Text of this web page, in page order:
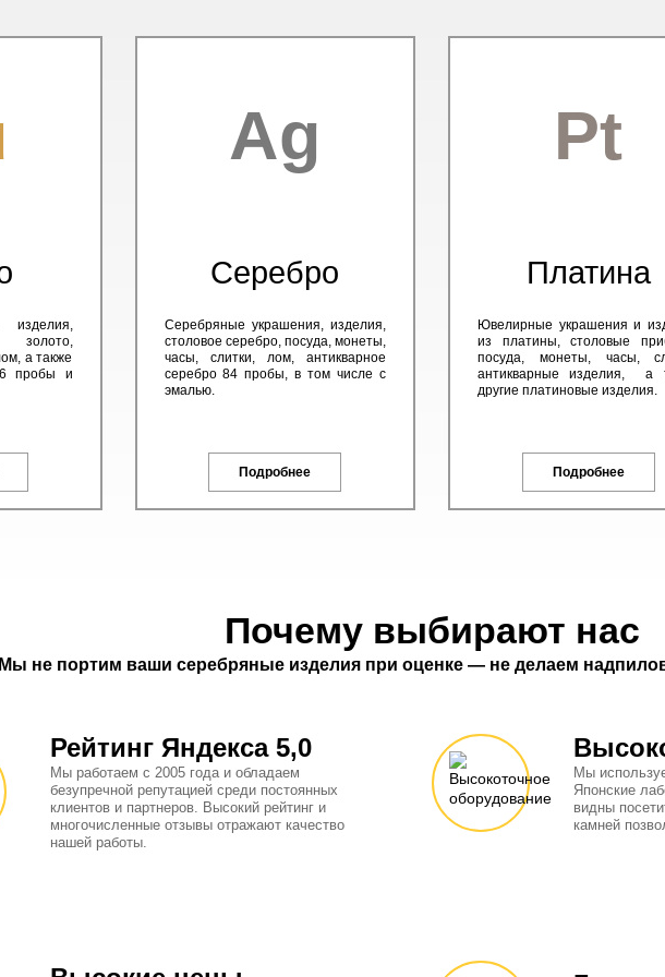
изделия,
золото,
а также
пробы и
Ag
Серебро
Серебряные украшения, изделия,
столовое серебро, посуда, монеты,
часы, слитки, лом, антикварное
серебро 84 пробы, в том числе с
эмалью.
Подробнее
Pt
Платина
Ювелирные украшения и
из платины, столовые
посуда, монеты, часы,
антикварные изделия, а
другие платиновые изделия.
Подробнее
Почему выбирают нас
Мы не портим ваши серебряные изделия при оценке — не делаем
Рейтинг Яндекса 5,0
Мы работаем с 2005 года и обладаем
безупречной репутацией среди постоянных
клиентов и партнеров. Высокий рейтинг и
многочисленные отзывы отражают качество
нашей работы.
Мы
Японские
видны
камней